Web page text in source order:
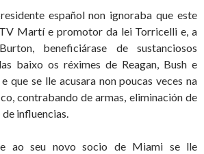
español non ignoraba que este
Martí e promotor da lei Torricelli e, a
beneficiárase de sustanciosos
baixo os réximes de Reagan, Bush e
que se lle acusara non poucas veces na
contrabando de armas, eliminación de
influencias.
ao seu novo socio de Miami se lle